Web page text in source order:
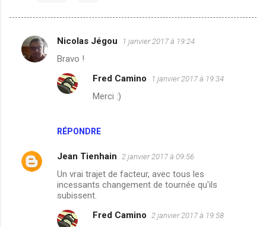
C
a
Nicolas Jégou 1 janvier 2017 à 19:24
Bravo !
RÉPONDRE
Fred Camino 1 janvier 2017 à 19:34
Merci :)
Jean Tienhain 2 janvier 2017 à 09:56
Un vrai trajet de facteur, avec tous les
incessants changement de tournée qu'ils
subissent.
Fred Camino 2 janvier 2017 à 19:58